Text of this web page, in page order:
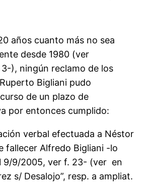
años cuanto más no sea
desde 1980 (ver
), ningún reclamo de los
Bigliani pudo
de un plazo de
por entonces cumplido:
verbal efectuada a Néstor
fallecer Alfredo Bigliani -lo
9/9/2005, ver f. 23- (ver en
s/ Desalojo”, resp. a ampliat.